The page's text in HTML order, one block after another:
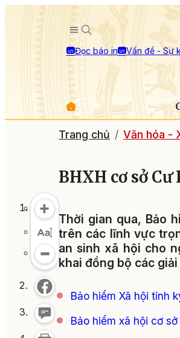
Đọc báo in Vấn đề - Sự
Trang chủ Văn hóa -
BHXH cơ sở
Thời gian qua, Bảo
trên các lĩnh vực
an sinh xã hội cho
khai đồng bộ các
Bảo hiểm Xã hội tỉnh
Bảo hiểm xã hội cơ